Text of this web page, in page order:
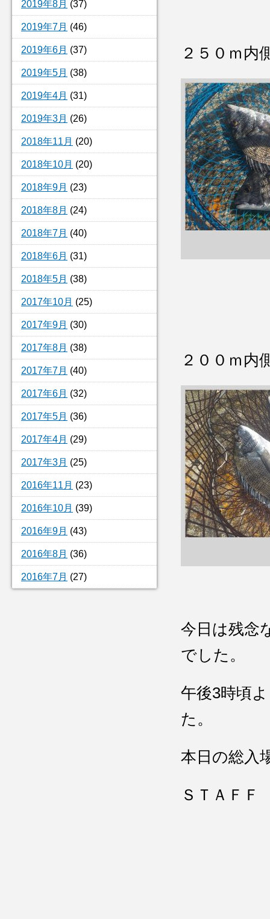
2019年8月 (37)
2019年7月 (46)
2019年6月 (37)
2019年5月 (38)
2019年4月 (31)
2019年3月 (26)
2018年11月 (20)
2018年10月 (20)
2018年9月 (23)
2018年8月 (24)
2018年7月 (40)
2018年6月 (31)
2018年5月 (38)
2017年10月 (25)
2017年9月 (30)
2017年8月 (38)
2017年7月 (40)
2017年6月 (32)
2017年5月 (36)
2017年4月 (29)
2017年3月 (25)
2016年11月 (23)
2016年10月 (39)
2016年9月 (43)
2016年8月 (36)
2016年7月 (27)
２５０ｍ
２００ｍ
今日は残念
でした。
午後3時頃
た。
本日の総
ＳＴＡＦ